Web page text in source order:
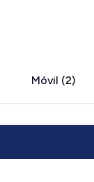
Móvil (2)